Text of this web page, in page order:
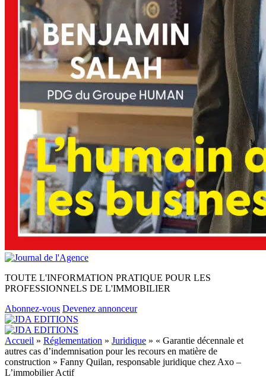
TOUTE L'INFORMATION PRATIQUE POUR LES
PROFESSIONNELS DE L'IMMOBILIER
Abonnez-vous Devenez annonceur
Accueil » Réglementation » Juridique » « Garantie décennale et
autres cas d’indemnisation pour les recours en matière de
construction » Fanny Quilan, responsable juridique chez Axo –
L’immobilier Actif